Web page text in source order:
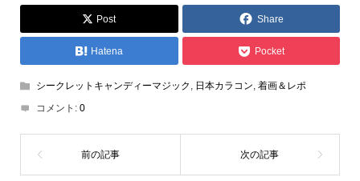
Post Share
Hatena Pocket
シークレットキャンディーマジック 日本カラコン 着画＆レポ
コメント: 0